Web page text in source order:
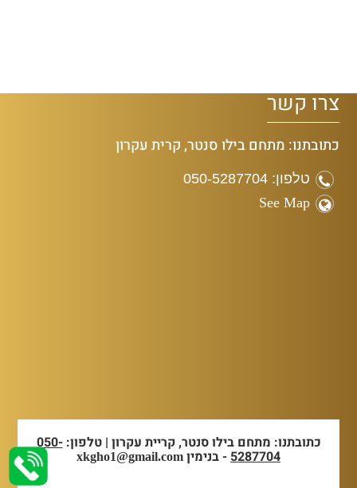
צרו קשר
כתובתנו: מתחם בילו סנטר, קרית עקרון
טלפון: 050-5287704
See Map
כתובתנו: מתחם בילו סנטר, קריית עקרון | טלפון:050-
5287704- בנימין xkgho1@gmail.com